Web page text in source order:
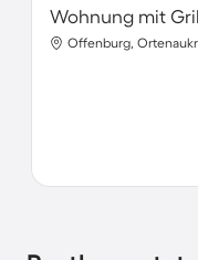
Offenburg,